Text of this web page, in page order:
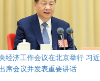
经济工作会议在北京举行 习近
席会议并发表重要讲话